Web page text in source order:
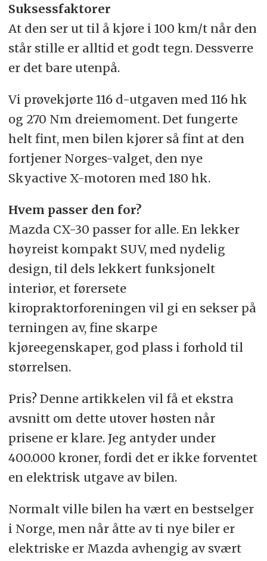
Suksessfaktorer
At den ser ut til å kjøre i 100 km/t når den
står stille er alltid et godt tegn. Dessverre
er det bare utenpå.
Vi prøvekjørte 116 d-utgaven med 116 hk
og 270 Nm dreiemoment. Det fungerte
helt fint, men bilen kjører så fint at den
fortjener Norges-valget, den nye
Skyactive X-motoren med 180 hk.
Hvem passer den for?
Mazda CX-30 passer for alle. En lekker
høyreist kompakt SUV, med nydelig
design, til dels lekkert funksjonelt
interiør, et førersete
kiropraktorforeningen vil gi en sekser på
terningen av, fine skarpe
kjøreegenskaper, god plass i forhold til
størrelsen.
Pris? Denne artikkelen vil få et ekstra
avsnitt om dette utover høsten når
prisene er klare. Jeg antyder under
400.000 kroner, fordi det er ikke forventet
en elektrisk utgave av bilen.
Normalt ville bilen ha vært en bestselger
i Norge, men når åtte av ti nye biler er
elektriske er Mazda avhengig av svært